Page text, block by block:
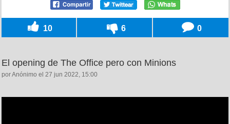
10 6 0
El opening de The Office pero con Minions
por Anónimo el 27 jun 2022, 15:00